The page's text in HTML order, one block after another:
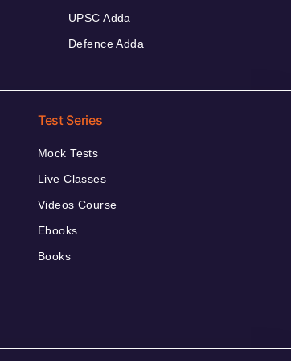
UPSC Adda
Defence Adda
Test Series
Mock Tests
Live Classes
Videos Course
Ebooks
Books